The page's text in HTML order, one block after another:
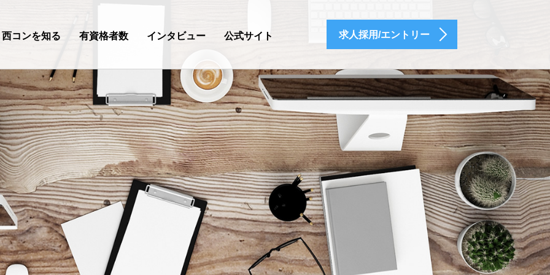
西コンを知る 有資格者数 インタビュー 公式サイト 求人採用/エントリー